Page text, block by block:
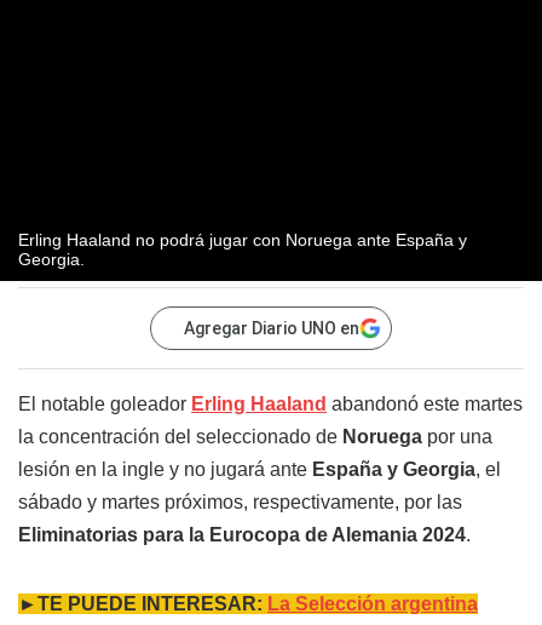
Erling Haaland no podrá jugar con Noruega ante España y
Georgia.
Agregar Diario UNO en
El notable goleador Erling Haaland abandonó este martes
la concentración del seleccionado de Noruega por una
lesión en la ingle y no jugará ante España y Georgia, el
sábado y martes próximos, respectivamente, por las
Eliminatorias para la Eurocopa de Alemania 2024.
►TE PUEDE INTERESAR: La Selección argentina